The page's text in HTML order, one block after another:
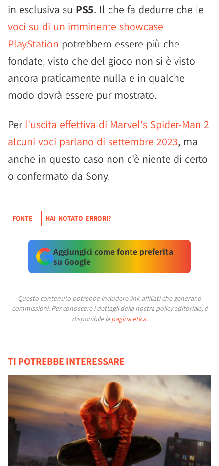
in esclusiva su PS5. Il che fa dedurre che le
voci su di un imminente showcase
PlayStation potrebbero essere più che
fondate, visto che del gioco non si è visto
ancora praticamente nulla e in qualche
modo dovrà essere pur mostrato.
Per l'uscita effettiva di Marvel's Spider-Man 2
alcuni voci parlano di settembre 2023, ma
anche in questo caso non c'è niente di certo
o confermato da Sony.
FONTE HAI NOTATO ERRORI?
Aggiungici come fonte preferita
su Google
Questo contenuto potrebbe includere link affiliati che generano
commissioni. Per conoscere i dettagli della nostra policy editoriale, è
disponibile la pagina etica.
TI POTREBBE INTERESSARE